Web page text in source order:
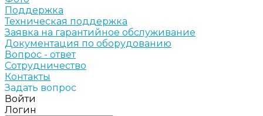
Поддержка
Техническая поддержка
Заявка на гарантийное обслуживание
Документация по оборудованию
Вопрос - ответ
Сотрудничество
Контакты
Задать вопрос
Войти
Логин